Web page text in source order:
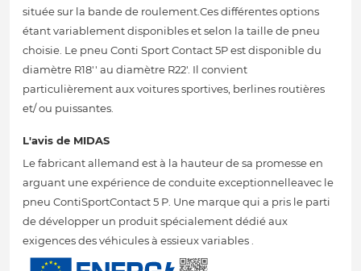
située sur la bande de roulement.Ces différentes options
étant variablement disponibles et selon la taille de pneu
choisie. Le pneu Conti Sport Contact 5P est disponible du
diamètre R18'' au diamètre R22'. Il convient
particulièrement aux voitures sportives, berlines routières
et/ ou puissantes.
L'avis de MIDAS
Le fabricant allemand est à la hauteur de sa promesse en
arguant une expérience de conduite exceptionnelleavec le
pneu ContiSportContact 5 P. Une marque qui a pris le parti
de développer un produit spécialement dédié aux
exigences des véhicules à essieux variables .